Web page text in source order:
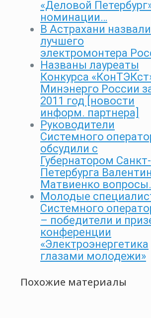
«Деловой
номинации…
В Астрахани назвали
лучшего
электромонтера
Названы лауреаты
Конкурса
Минэнерго России
2011 год [новости
информ. партнера]
Руководители
Системного
обсудили с
Губернатором Санкт-
Петербурга
Матвиенко
Молодые
Системного
– победители и
конференции
«Электроэнергетика
глазами молодежи»
Похожие материалы